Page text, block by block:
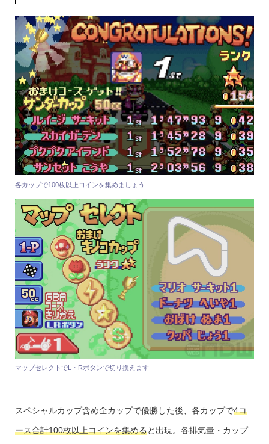
各カップで100枚以上コインを集めましょう
マップセレクトでL・Rボタンで切り換えます
スペシャルカップ含め全カップで優勝した後、各カップで4コ
ース合計100枚以上コインを集めると出現。各排気量・カップ